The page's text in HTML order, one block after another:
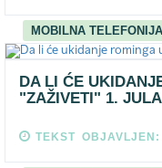
MOBILNA TELEFONIJA
DA LI ĆE
"ZAŽIVETI" 1.
TEKST